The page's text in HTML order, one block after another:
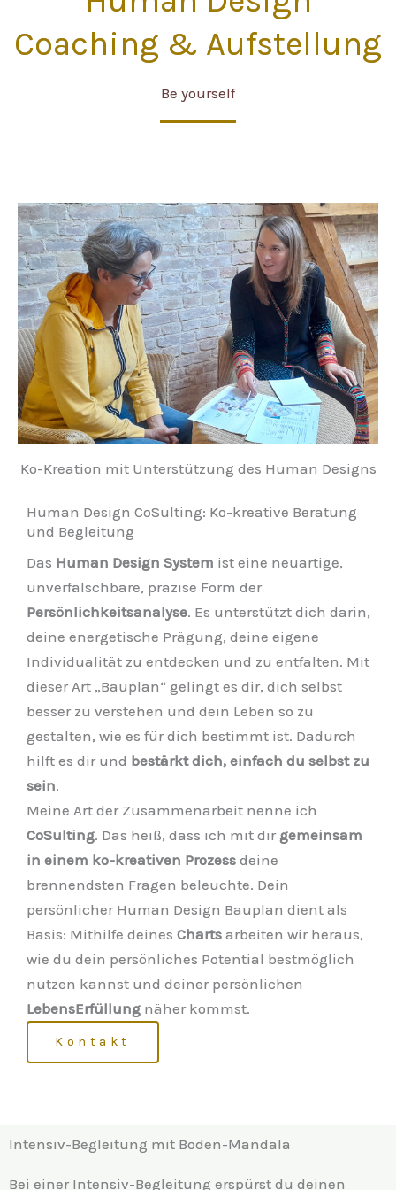
Coaching​ & Aufstellung
Be yourself
Ko-Kreation mit Unterstützung des Human Designs
Human Design CoSulting: Ko-kreative Beratung
und Begleitung
Das Human Design System ist eine neuartige,
unverfälschbare, präzise Form der
Persönlichkeitsanalyse. Es unterstützt dich darin,
deine energetische Prägung, deine eigene
Individualität zu entdecken und zu entfalten. Mit
dieser Art „Bauplan“ gelingt es dir, dich selbst
besser zu verstehen und dein Leben so zu
gestalten, wie es für dich bestimmt ist. Dadurch
hilft es dir und bestärkt dich, einfach du selbst zu
sein.
Meine Art der Zusammenarbeit nenne ich
CoSulting. Das heiß, dass ich mit dirgemeinsam
in einem ko-kreativen Prozess deine
brennendsten Fragen beleuchte. Dein
persönlicher Human Design Bauplan dient als
Basis: Mithilfe deines Charts arbeiten wir heraus,
wie du dein persönliches Potential bestmöglich
nutzen kannst und deiner persönlichen
LebensErfüllung näher kommst.
Kontakt
Intensiv-Begleitung mit Boden-Mandala
Bei einer Intensiv-Begleitung erspürst du deinen